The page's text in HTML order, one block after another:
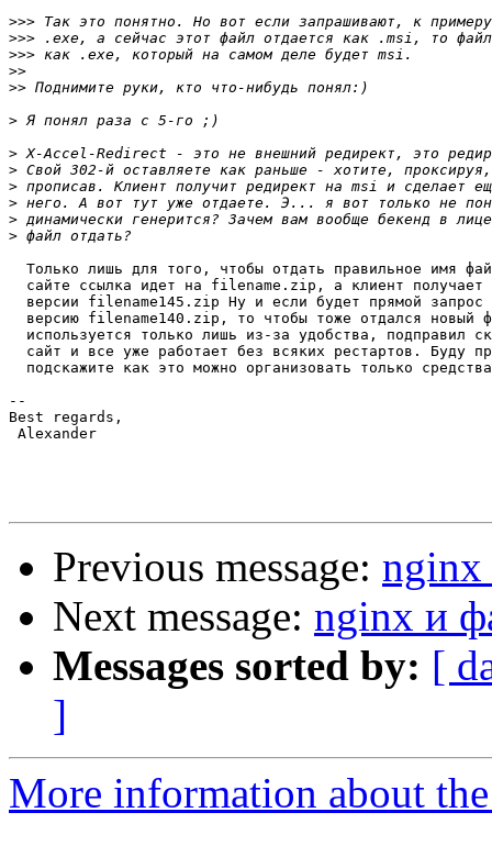
>>>
>>>
>>>
>>
>>
>
>
>
>
>
>
>
Только лишь для того, чтобы отдать правильное имя
сайте ссылка идет на filename.zip, а клиент получает
версии filename145.zip Ну и если будет прямой запрос
версию filename140.zip, то чтобы тоже отдался новый
используется только лишь из-за удобства, подправил
сайт и все уже работает без всяких рестартов. Буду
подскажите как это можно организовать только
--
Best regards,
Alexander
Previous message: nginx
Next message: nginx и
Messages sorted by: [
]
More information about